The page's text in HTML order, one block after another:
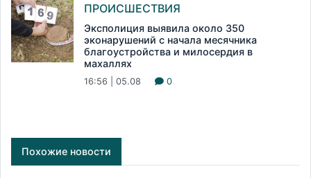
ПРОИСШЕСТВИЯ
Эксполиция выявила около 350
эконарушений с начала месячника
благоустройства и милосердия в
махаллях
16:56 | 05.08 0
Похожие новости